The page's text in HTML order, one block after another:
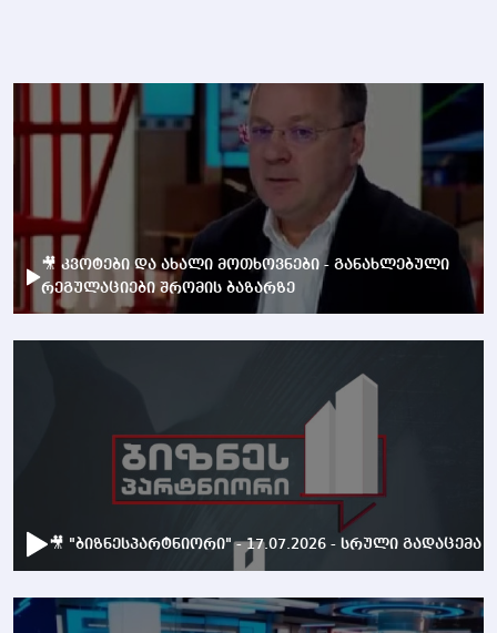
🎥 კვოტები და ახალი მოთხოვნები - განახლებული
რეგულაციები შრომის ბაზარზე
🎥 "ბიზნესპარტნიორი" - 17.07.2026 - სრული გადაცემა